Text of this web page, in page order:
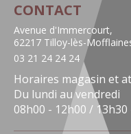
CONTACT
Avenue d'Immercourt,
62217 Tilloy-lès-
03 21 24 24 24
Horaires magasin et
Du lundi au vendredi
08h00 - 12h00 / 13h30